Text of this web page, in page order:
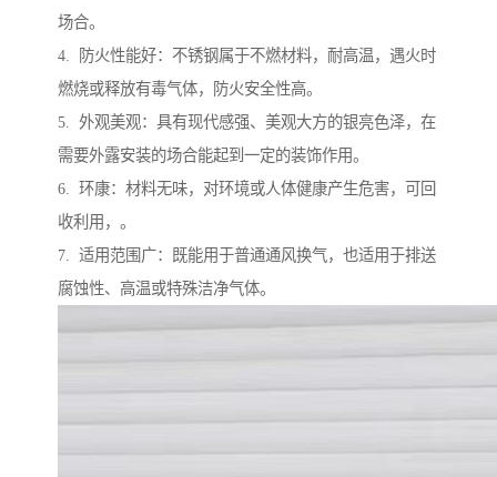
场合。
4. 防火性能好：不锈钢属于不燃材料，耐高温，遇火时
燃烧或释放有毒气体，防火安全性高。
5. 外观美观：具有现代感强、美观大方的银亮色泽，在
需要外露安装的场合能起到一定的装饰作用。
6. 环康：材料无味，对环境或人体健康产生危害，可回
收利用，。
7. 适用范围广：既能用于普通通风换气，也适用于排送
腐蚀性、高温或特殊洁净气体。